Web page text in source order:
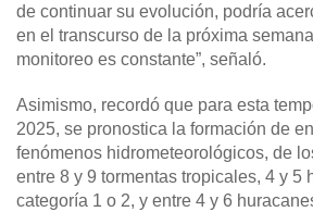
de continuar su evolución, podría
en el transcurso de la próxima
monitoreo es constante”, señaló.
Asimismo, recordó que para esta
2025, se pronostica la formación de
fenómenos hidrometeorológicos, de
entre 8 y 9 tormentas tropicales, 4 y 5
categoría 1 o 2, y entre 4 y 6